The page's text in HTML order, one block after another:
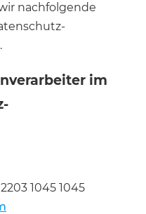
nachfolgende
im
1045 1045